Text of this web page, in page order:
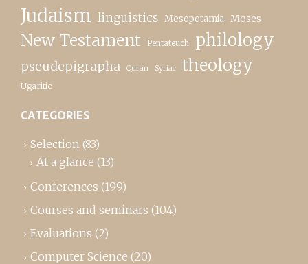
Judaism linguistics Mesopotamia Moses
New Testament Pentateuch philology
pseudepigrapha Quran Syriac theology
Ugaritic
CATEGORIES
Selection (83)
At a glance (13)
Conferences (199)
Courses and seminars (104)
Evaluations (2)
Computer Science (20)